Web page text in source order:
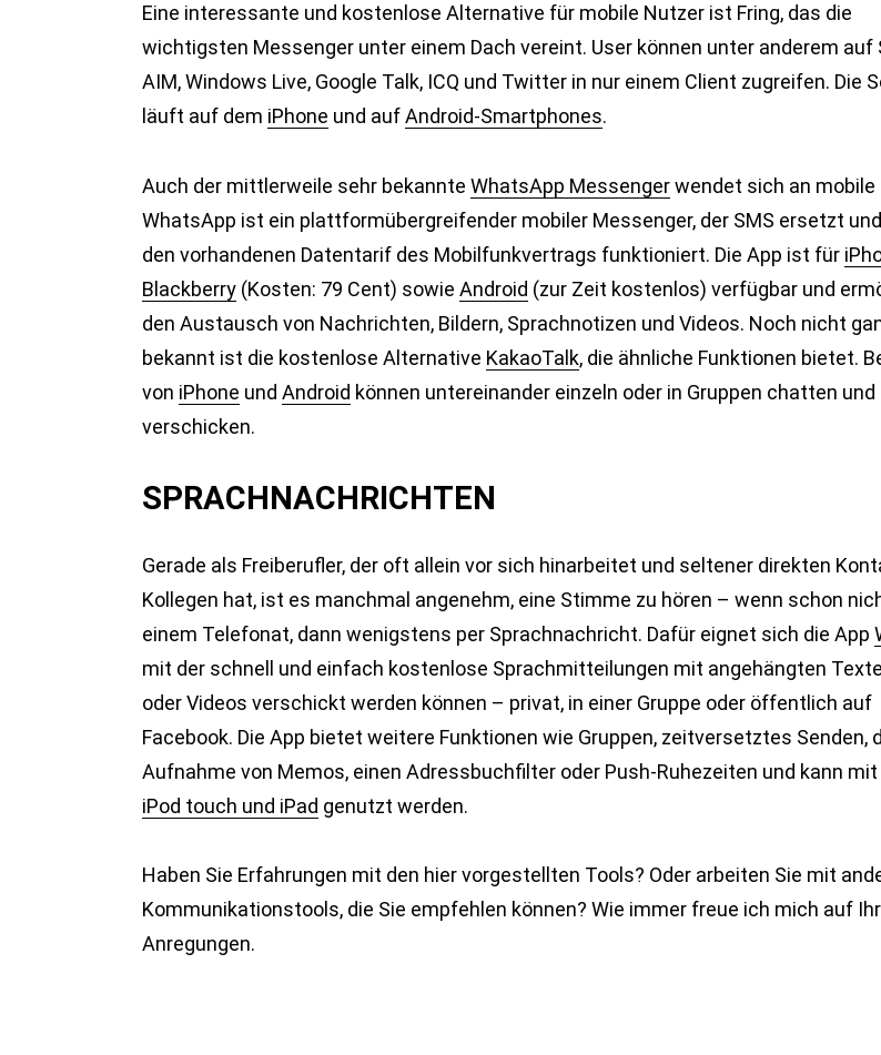
Eine interessante und kostenlose Alternative für mobile Nutzer ist Fring, das die
wichtigsten Messenger unter einem Dach vereint. User können unter anderem auf
AIM, Windows Live, Google Talk, ICQ und Twitter in nur einem Client zugreifen. Die
läuft auf dem iPhone und aufAndroid-Smartphones.
Auch der mittlerweile sehr bekannte WhatsApp Messengerwendet sich an mobile
WhatsApp ist ein plattformübergreifender mobiler Messenger, der SMS ersetzt
den vorhandenen Datentarif des Mobilfunkvertrags funktioniert. Die App ist für
Blackberry (Kosten: 79 Cent) sowie Android (zur Zeit kostenlos) verfügbar und
den Austausch von Nachrichten, Bildern, Sprachnotizen und Videos. Noch nicht
bekannt ist die kostenlose Alternative KakaoTalk, die ähnliche Funktionen bietet.
von iPhone und Android können untereinander einzeln oder in Gruppen chatten und
verschicken.
SPRACHNACHRICHTEN
Gerade als Freiberufler, der oft allein vor sich hinarbeitet und seltener direkten
Kollegen hat, ist es manchmal angenehm, eine Stimme zu hören – wenn schon
einem Telefonat, dann wenigstens per Sprachnachricht. Dafür eignet sich die App
mit der schnell und einfach kostenlose Sprachmitteilungen mit angehängten
oder Videos verschickt werden können – privat, in einer Gruppe oder öffentlich auf
Facebook. Die App bietet weitere Funktionen wie Gruppen, zeitversetztes Senden,
Aufnahme von Memos, einen Adressbuchfilter oder Push-Ruhezeiten und kann mit
iPod touch und iPad genutzt werden.
Haben Sie Erfahrungen mit den hier vorgestellten Tools? Oder arbeiten Sie mit
Kommunikationstools, die Sie empfehlen können? Wie immer freue ich mich auf
Anregungen.